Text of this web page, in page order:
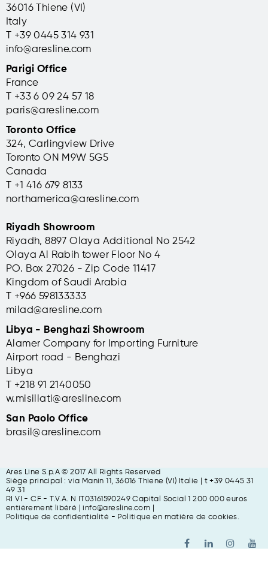
36016 Thiene (VI)
Italy
T +39 0445 314 931
info@aresline.com
Parigi Office
France
T +33 6 09 24 57 18
paris@aresline.com
Toronto Office
324, Carlingview Drive
Toronto ON M9W 5G5
Canada
T +1 416 679 8133
northamerica@aresline.com
Riyadh Showroom
Riyadh, 8897 Olaya Additional No 2542
Olaya Al Rabih tower Floor No 4
PO. Box 27026 - Zip Code 11417
Kingdom of Saudi Arabia
T +966 598133333
milad@aresline.com
Libya - Benghazi Showroom
Alamer Company for Importing Furniture
Airport road - Benghazi
Libya
T +218 91 2140050
w.misillati@aresline.com
San Paolo Office
brasil@aresline.com
Ares Line S.p.A © 2017 All Rights Reserved
Siège principal : via Manin 11, 36016 Thiene (VI) Italie | t +39 0445 31
49 31
RI VI - CF - T.V.A. N IT03161590249 Capital Social 1 200 000 euros
entièrement libéré | info@aresline.com |
Politique de confidentialité - Politique en matière de cookies